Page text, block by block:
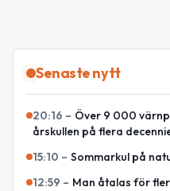
Senaste nytt
20:16 – Över 9 000
årskullen på flera
15:10 – Sommarkul på
12:59 – Man åtalas för